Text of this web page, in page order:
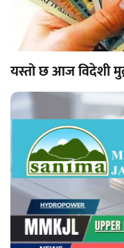
यस्तो छ आज विदेशी